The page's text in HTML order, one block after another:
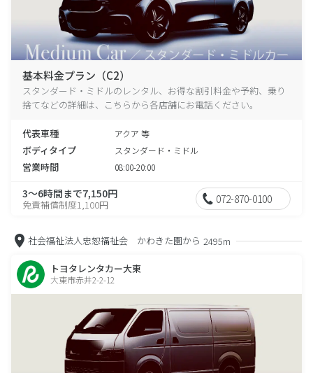
基本料金プラン（C2）
スタンダード・ミドルのレンタル、お得な割引料金や予約、乗り
捨てなどの詳細は、こちらから各店舗にお電話ください。
代表車種 アクア 等
ボディタイプ スタンダード・ミドル
営業時間 08:00-20:00
3～6時間まで7,150円
免責補償制度1,100円 072-870-0100
社会福祉法人忠恕福祉会 かわきた園から 2495m
トヨタレンタカー大東
大東市赤井2-2-12